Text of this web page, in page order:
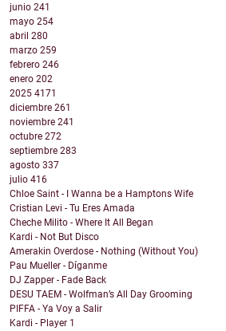
junio 241
mayo 254
abril 280
marzo 259
febrero 246
enero 202
2025 4171
diciembre 261
noviembre 241
octubre 272
septiembre 283
agosto 337
julio 416
Chloe Saint - I Wanna be a Hamptons Wife
Cristian Levi - Tu Eres Amada
Cheche Milito - Where It All Began
Kardi - Not But Disco
Amerakin Overdose - Nothing (Without You)
Pau Mueller - Díganme
DJ Zapper - Fade Back
DESU TAEM - Wolfman’s All Day Grooming
PIFFA - Ya Voy a Salir
Kardi - Player 1